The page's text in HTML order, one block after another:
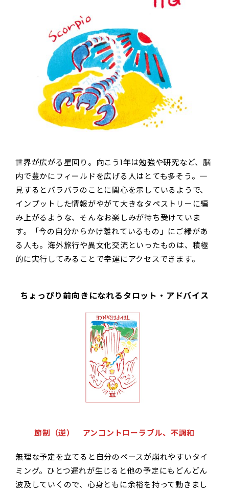
世界が広がる星回り。向こう1年は勉強や研究など、脳
内で豊かにフィールドを広げる人はとても多そう。一
見するとバラバラのことに関心を示しているようで、
インプットした情報がやがて大きなタペストリーに編
み上がるような、そんなお楽しみが待ち受けていま
す。「今の自分からかけ離れているもの」にご縁があ
る人も。海外旅行や異文化交流といったものは、積極
的に実行してみることで幸運にアクセスできます。
ちょっぴり前向きになれるタロット・アドバイス
節制（逆） アンコントローラブル、不調和
無理な予定を立てると自分のペースが崩れやすいタイ
ミング。ひとつ遅れが生じると他の予定にもどんどん
波及していくので、心身ともに余裕を持って動きまし